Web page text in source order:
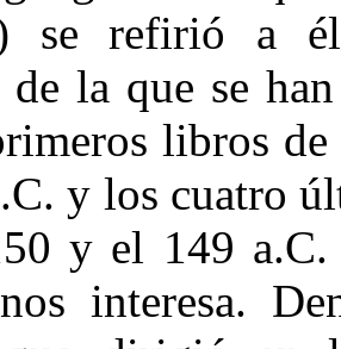
se refirió a
de la que se
libros
y los cuatro
y el 149 a.C.
inte­resa.